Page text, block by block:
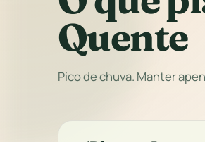
Quente
Pico de chuva. Manter